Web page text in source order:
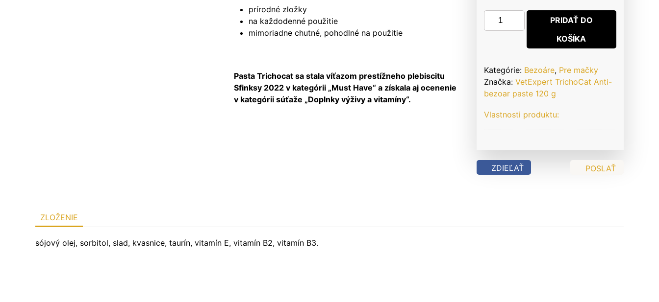
množstvo
VetExpert
paste
120
g
PRIDAŤ DO
KOŠÍKA
Kategórie: Bezoáre, Pre mačky
Značka: VetExpert TrichoCat Anti-
bezoar paste 120 g
Vlastnosti produktu:
ZDIEĽAŤ POSLAŤ
prírodné zložky
na každodenné použitie
mimoriadne chutné, pohodlné na použitie
Pasta Trichocat sa stala víťazom prestížneho plebiscitu
Sfinksy 2022 v kategórii „Must Have“ a získala aj ocenenie
v kategórii súťaže „Doplnky výživy a vitamíny“.
ZLOŽENIE
sójový olej, sorbitol, slad, kvasnice, taurín, vitamín E, vitamín B2, vitamín B3.